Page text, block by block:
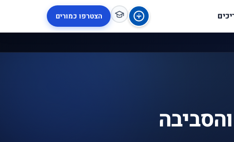
הצטרפו כמורים